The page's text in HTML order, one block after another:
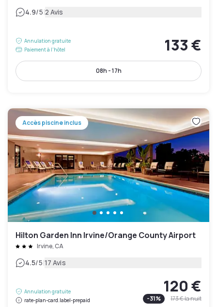
4.9/5|2 Avis
Annulation gratuite
Paiement à l'hôtel
133 €
08h - 17h
Accès piscine inclus
Hilton Garden Inn Irvine/Orange County Airport
Irvine, CA
4.5/5|17 Avis
Annulation gratuite
rate-plan-card.label-prepaid
120 €
-31% 173 €la nuit